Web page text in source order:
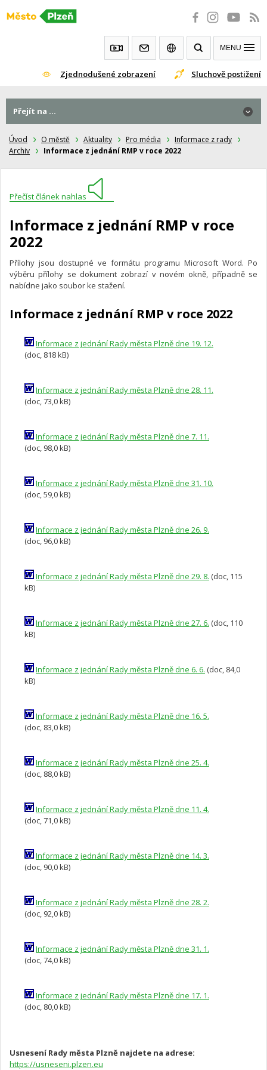
Přeskočit
Zjednodušené zobrazení Sluchově postižení
MENU
Úvod O městě Aktuality Pro média
Informace z rady
Archiv
Informace z jednání RMP v roce 2022
Přečíst článek nahlas
Informace z jednání RMP v roce
2022
Přílohy jsou dostupné ve formátu programu Microsoft Word. Po
výběru přílohy se dokument zobrazí v novém okně, případně se
nabídne jako soubor ke stažení.
Informace z jednání RMP v roce 2022
Informace z jednání Rady města Plzně dne 19. 12.
(doc, 818 kB)
Informace z jednání Rady města Plzně dne 28. 11.
(doc, 73,0 kB)
Informace z jednání Rady města Plzně dne 7. 11.
(doc, 98,0 kB)
Informace z jednání Rady města Plzně dne 31. 10.
(doc, 59,0 kB)
Informace z jednání Rady města Plzně dne 26. 9.
(doc, 96,0 kB)
Informace z jednání Rady města Plzně dne 29. 8. (doc, 115
kB)
Informace z jednání Rady města Plzně dne 27. 6. (doc, 110
kB)
Informace z jednání Rady města Plzně dne 6. 6. (doc, 84,0
kB)
Informace z jednání Rady města Plzně dne 16. 5.
(doc, 83,0 kB)
Informace z jednání Rady města Plzně dne 25. 4.
(doc, 88,0 kB)
Informace z jednání Rady města Plzně dne 11. 4.
(doc, 71,0 kB)
Informace z jednání Rady města Plzně dne 14. 3.
(doc, 90,0 kB)
Informace z jednání Rady města Plzně dne 28. 2.
(doc, 92,0 kB)
Informace z jednání Rady města Plzně dne 31. 1.
(doc, 74,0 kB)
Informace z jednání Rady města Plzně dne 17. 1.
(doc, 80,0 kB)
Usnesení Rady města Plzně najdete na adrese:
https://usneseni.plzen.eu
Přejít na ...